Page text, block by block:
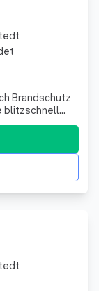
Brandschutz
blitzschnell
speziell
Ursachen